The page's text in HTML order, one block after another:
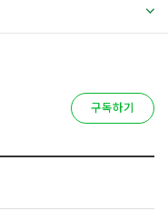
구독하기